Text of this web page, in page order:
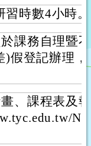
時數4小時。
課務自理暨
)假登記辦理
、課程表及